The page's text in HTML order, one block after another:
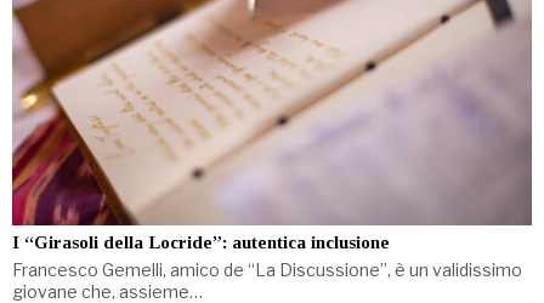
I “Girasoli della Locride”: autentica inclusione
Francesco Gemelli, amico de “La Discussione”, è un validissimo
giovane che, assieme…